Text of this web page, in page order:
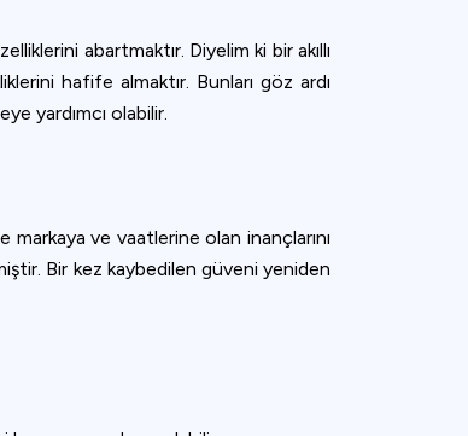
abartmaktır. Diyelim ki bir akıllı
hafife almaktır. Bunları göz ardı
yardımcı olabilir.
markaya ve vaatlerine olan inançlarını
Bir kez kaybedilen güveni yeniden